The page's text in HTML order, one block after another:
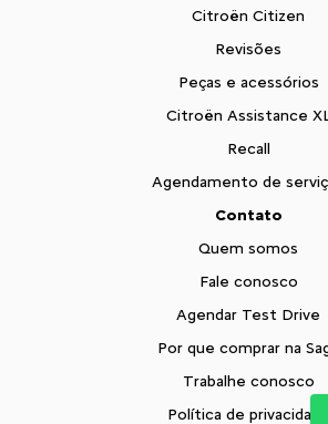
Citroën Citizen
Revisões
Peças e acessórios
Citroën Assistance
Recall
Agendamento de
Contato
Quem somos
Fale conosco
Agendar Test Drive
Por que comprar na
Trabalhe conosco
Política de privacidade